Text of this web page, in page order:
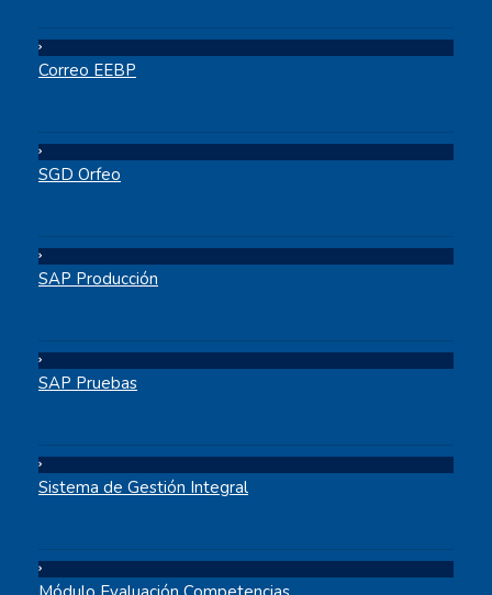
Correo EEBP
SGD Orfeo
SAP Producción
SAP Pruebas
Sistema de Gestión Integral